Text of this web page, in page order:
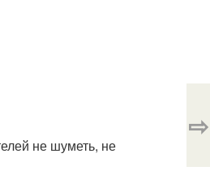
не шуметь, не
⇨